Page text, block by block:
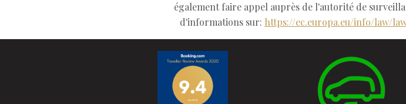
également faire appel auprès de l'autorité de
d'informations sur: https://ec.europa.eu/info/law/